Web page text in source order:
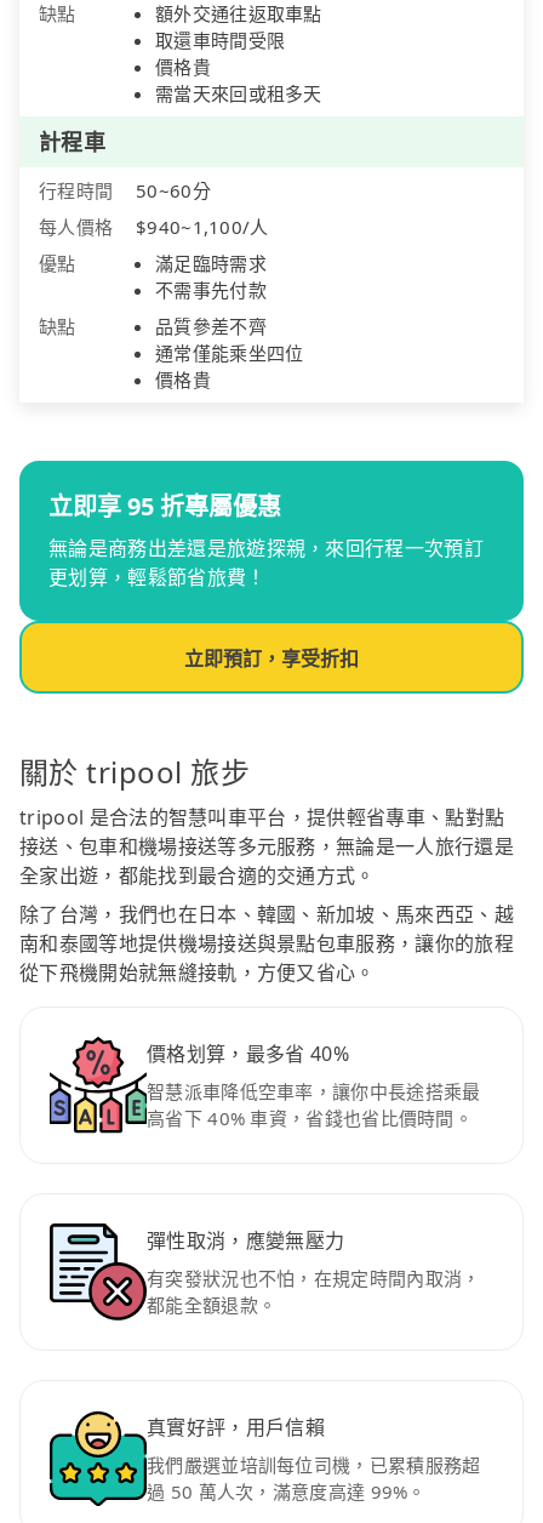
缺點
額外交通往返取車點
取還車時間受限
價格貴
需當天來回或租多天
計程車
行程時間
50~60分
每人價格
$940~1,100/人
優點
滿足臨時需求
不需事先付款
缺點
品質參差不齊
通常僅能乘坐四位
價格貴
立即享 95 折專屬優惠
無論是商務出差還是旅遊探親，來回行程一次預訂
更划算，輕鬆節省旅費！
立即預訂，享受折扣
關於 tripool 旅步
tripool 是合法的智慧叫車平台，提供輕省專車、點對點
接送、包車和機場接送等多元服務，無論是一人旅行還是
全家出遊，都能找到最合適的交通方式。
除了台灣，我們也在日本、韓國、新加坡、馬來西亞、越
南和泰國等地提供機場接送與景點包車服務，讓你的旅程
從下飛機開始就無縫接軌，方便又省心。
價格划算，最多省 40%
智慧派車降低空車率，讓你中長途搭乘最
高省下 40% 車資，省錢也省比價時間。
彈性取消，應變無壓力
有突發狀況也不怕，在規定時間內取消，
都能全額退款。
真實好評，用戶信賴
我們嚴選並培訓每位司機，已累積服務超
過 50 萬人次，滿意度高達 99%。